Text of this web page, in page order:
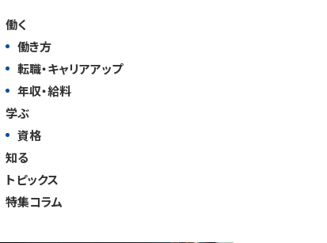
働く
働き方
転職・キャリアアップ
年収・給料
学ぶ
資格
知る
トピックス
特集コラム